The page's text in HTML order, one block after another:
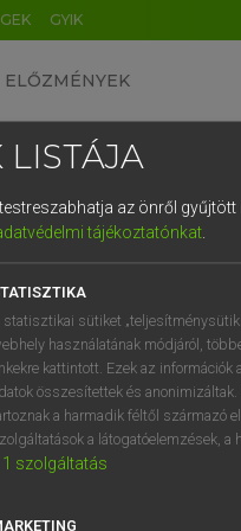
GYIK
ELŐZMÉNYEK
szótár
VAN ELŐFIZETÉSED?
megtekintéséhez.
LISTÁJA
az önről
tájékoztatónkat.
statisztikai sütiket
használatának módjáról,
kattintott. Ezek az
összesítettek és
a harmadik féltől származó
a látogatóelemzések, a
1 szolgáltatás
DE CN FR ES IT NL
1 2 3 4
q w e r
a s d f
í y x c